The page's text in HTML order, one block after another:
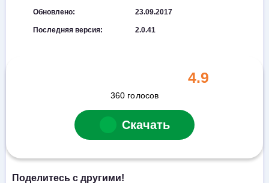
Обновлено: 23.09.2017
Последняя версия: 2.0.41
4.9
360 голосов
Скачать